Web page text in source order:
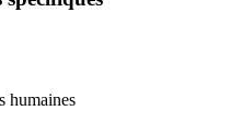
humaines